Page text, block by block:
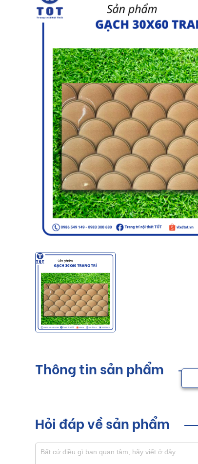
Thông tin sản phẩm
Hỏi đáp về sản phẩm